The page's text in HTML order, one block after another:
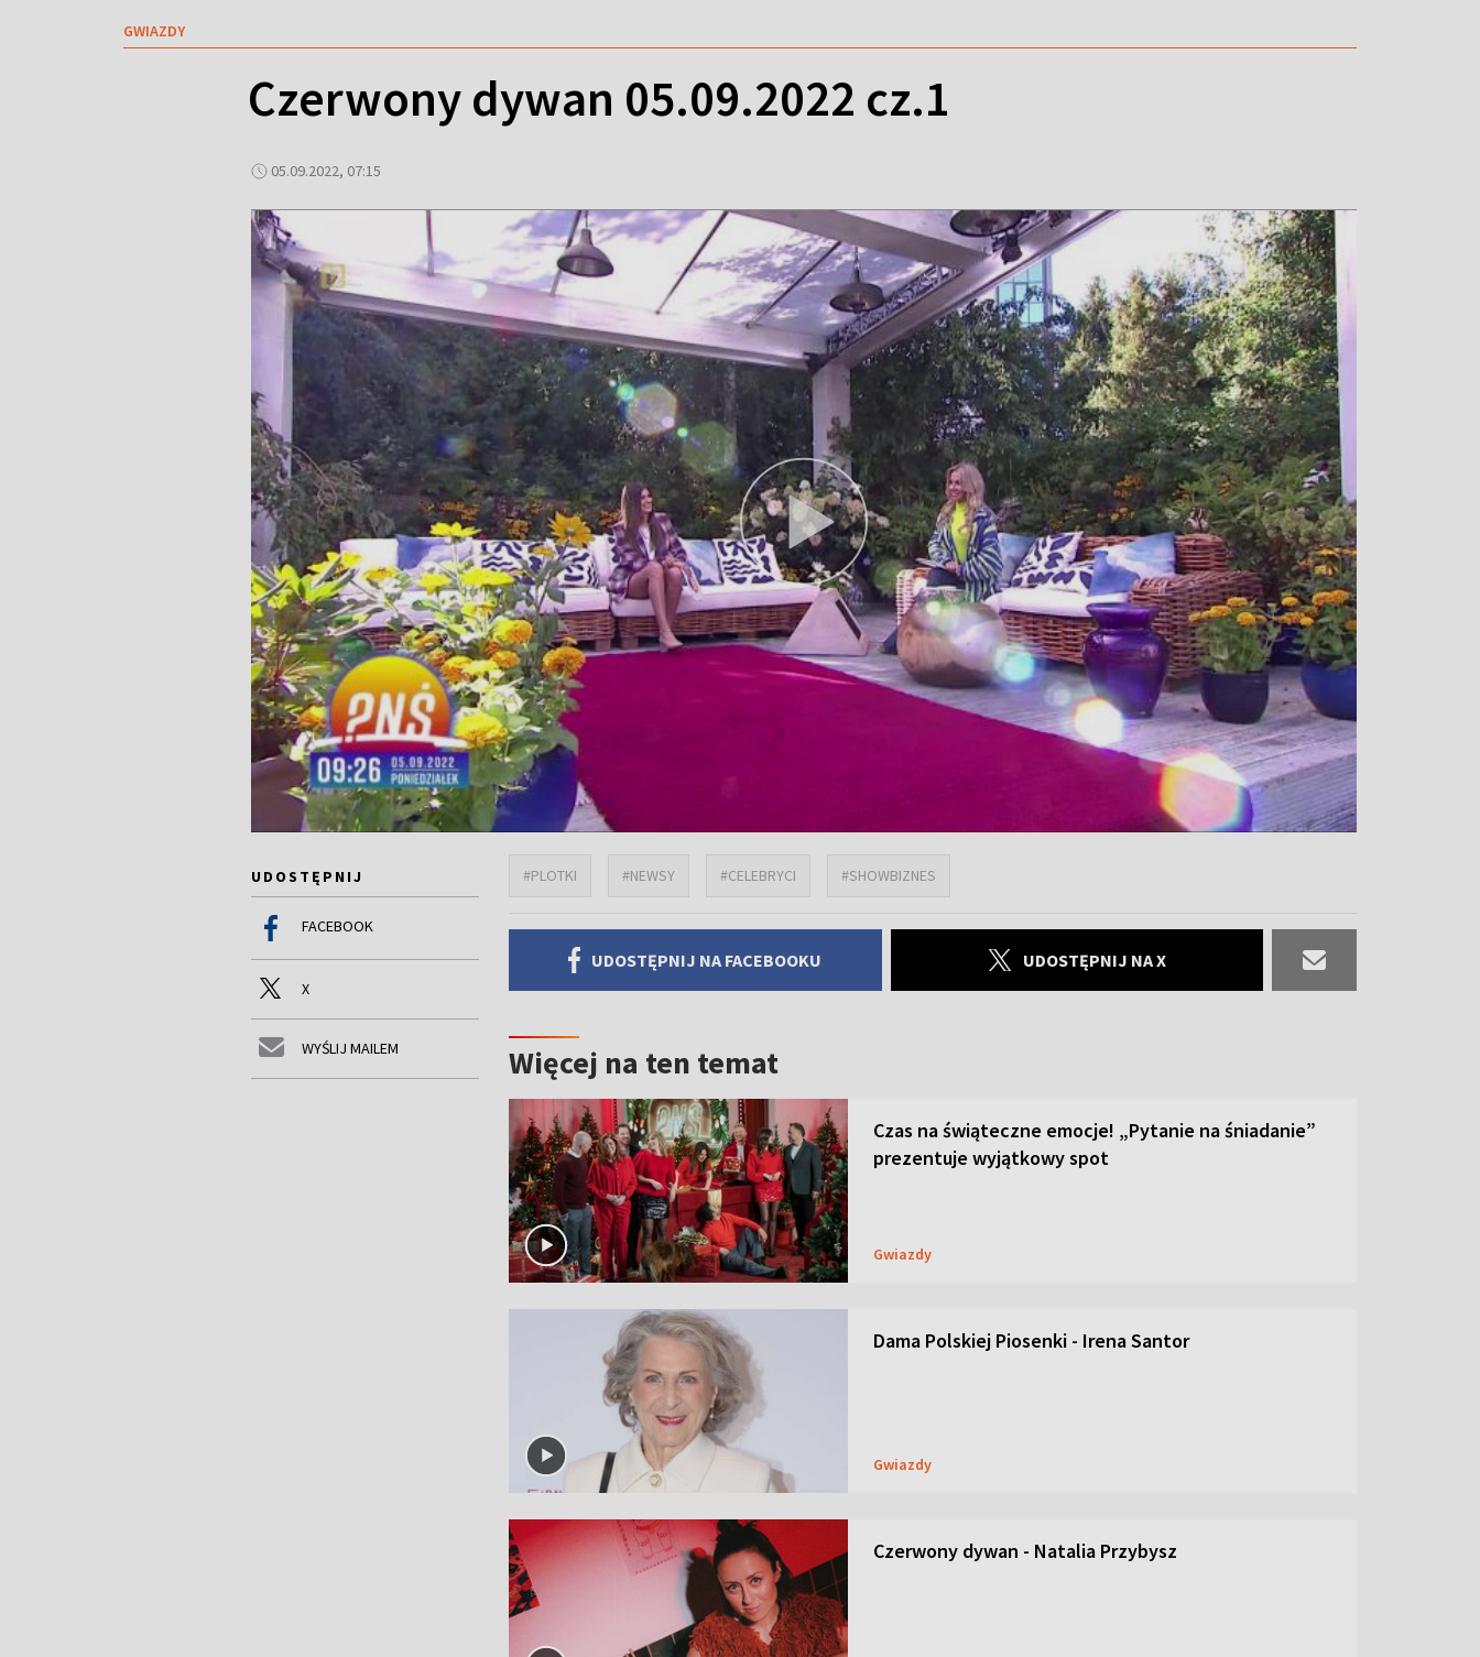
GWIAZDY
Czerwony dywan 05.09.2022 cz.1
05.09.2022, 07:15
UDOSTĘPNIJ
FACEBOOK
X
WYŚLIJ MAILEM
#PLOTKI #NEWSY #CELEBRYCI #SHOWBIZNES
UDOSTĘPNIJ NA FACEBOOKU UDOSTĘPNIJ NA X
Więcej na ten temat
Czas na świąteczne emocje! „Pytanie na śniadanie”
prezentuje wyjątkowy spot
Gwiazdy
Dama Polskiej Piosenki - Irena Santor
Gwiazdy
Czerwony dywan - Natalia Przybysz